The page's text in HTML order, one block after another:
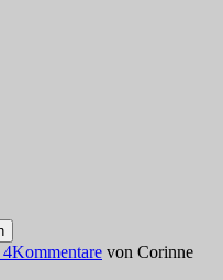
4Kommentare von Corinne